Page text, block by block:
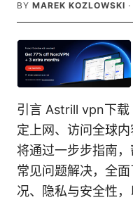
BY MAREK KOZLOWSKI ·
引言 Astrill vpn下载
定上网、访问全球
将通过一步步指南
常见问题解决，全
况、隐私与安全性